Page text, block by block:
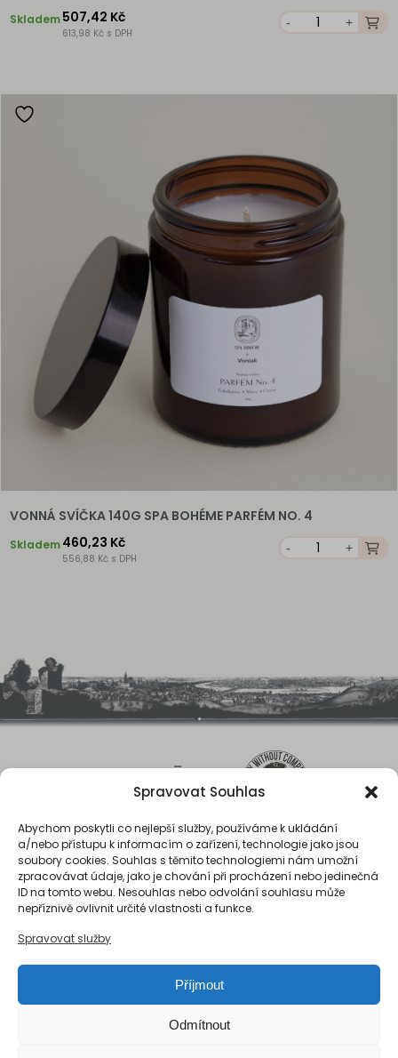
Spravovat Souhlas
Abychom poskytli co nejlepší služby, používáme k ukládání
a/nebo přístupu k informacím o zařízení, technologie jako jsou
soubory cookies. Souhlas s těmito technologiemi nám umožní
zpracovávat údaje, jako je chování při procházení nebo jedinečná
ID na tomto webu. Nesouhlas nebo odvolání souhlasu může
nepříznivě ovlivnit určité vlastnosti a funkce.
Spravovat služby
Příjmout
Odmítnout
Skladem507,42 Kč
613,98 Kč s DPH
- +
VONNÁ SVÍČKA 140G SPA BOHÉME PARFÉM NO. 4
Skladem460,23 Kč
556,88 Kč s DPH
- +
O nás
Obchodní podmínky
Zásady ochrany osobních údajů